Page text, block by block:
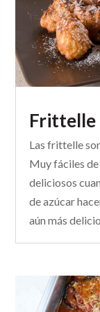
Frittelle
Las frittelle
Muy fáciles de
deliciosos
de azúcar
aún más